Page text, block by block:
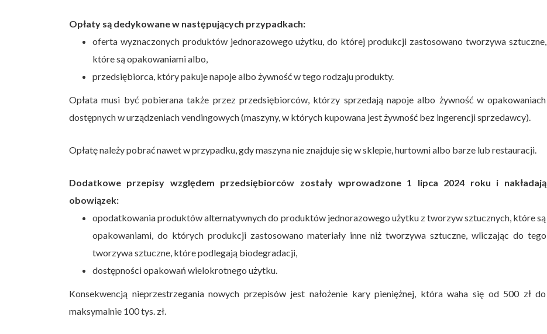
Opłaty są dedykowane w następujących przypadkach:
oferta wyznaczonych produktów jednorazowego użytku, do której produkcji zastosowano tworzywa sztuczne,
które są opakowaniami albo,
przedsiębiorca, który pakuje napoje albo żywność w tego rodzaju produkty.
Opłata musi być pobierana także przez przedsiębiorców, którzy sprzedają napoje albo żywność w opakowaniach
dostępnych w urządzeniach vendingowych (maszyny, w których kupowana jest żywność bez ingerencji sprzedawcy).
Opłatę należy pobrać nawet w przypadku, gdy maszyna nie znajduje się w sklepie, hurtowni albo barze lub restauracji.
Dodatkowe przepisy względem przedsiębiorców zostały wprowadzone 1 lipca 2024 roku i nakładają
obowiązek:
opodatkowania produktów alternatywnych do produktów jednorazowego użytku z tworzyw sztucznych, które są
opakowaniami, do których produkcji zastosowano materiały inne niż tworzywa sztuczne, wliczając do tego
tworzywa sztuczne, które podlegają biodegradacji,
dostępności opakowań wielokrotnego użytku.
Konsekwencją nieprzestrzegania nowych przepisów jest nałożenie kary pieniężnej, która waha się od 500 zł do
maksymalnie 100 tys. zł.